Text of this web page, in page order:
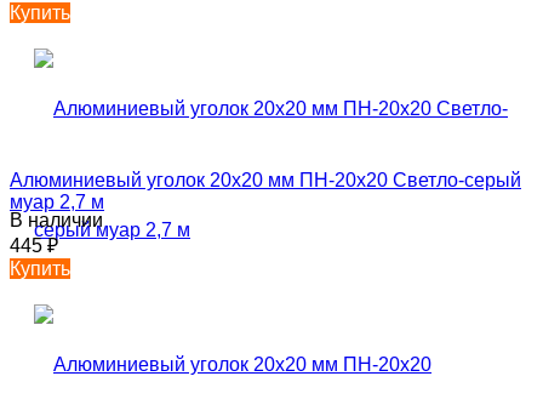
Купить
Алюминиевый уголок 20х20 мм ПН-20х20 Светло-серый
муар 2,7 м
В наличии
445₽
Купить